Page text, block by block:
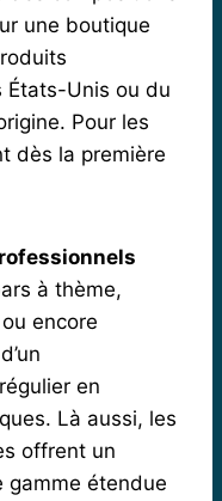
une boutique
États-Unis ou du
Pour les
dès la première
à thème,
encore
en
Là aussi, les
offrent un
gamme étendue